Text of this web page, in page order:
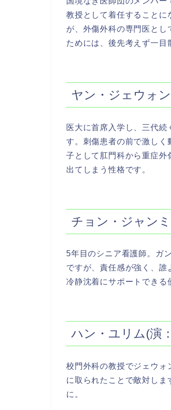
教授として着任することに
が、外傷外科の専門医とし
ためには、後先考えず一目
ヤン・ジェウォ
医大に首席入学し、三代
す。刺傷患者の前で激しく
子として肛門科から重症外
出てしまう性格です。
チョン・ジャン
5年目のシニア看護師。ガ
ですが、責任感が強く、誰
冷静沈着にサポートできる
ハン・ユリム(演
校門外科の教授でジェウォ
に取られたことで敵対しま
に。